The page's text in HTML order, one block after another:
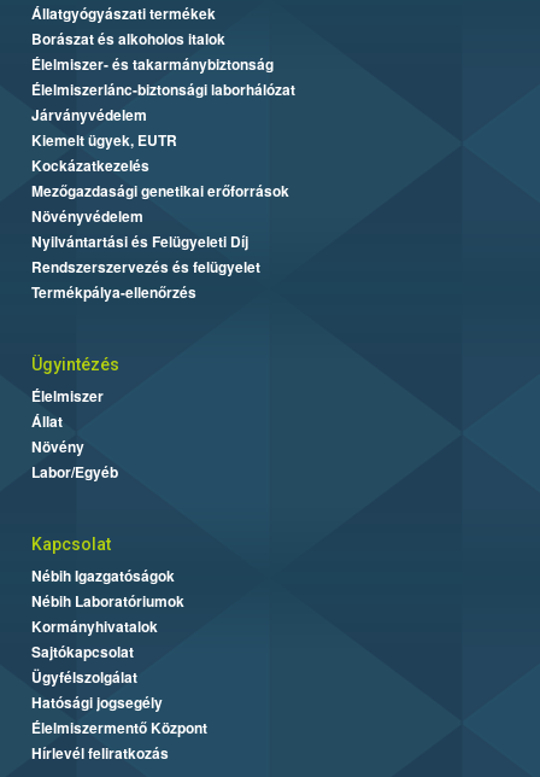
Állatgyógyászati termékek
Borászat és alkoholos italok
Élelmiszer- és takarmánybiztonság
Élelmiszerlánc-biztonsági laborhálózat
Járványvédelem
Kiemelt ügyek, EUTR
Kockázatkezelés
Mezőgazdasági genetikai erőforrások
Növényvédelem
Nyilvántartási és Felügyeleti Díj
Rendszerszervezés és felügyelet
Termékpálya-ellenőrzés
Ügyintézés
Élelmiszer
Állat
Növény
Labor/Egyéb
Kapcsolat
Nébih Igazgatóságok
Nébih Laboratóriumok
Kormányhivatalok
Sajtókapcsolat
Ügyfélszolgálat
Hatósági jogsegély
Élelmiszermentő Központ
Hírlevél feliratkozás